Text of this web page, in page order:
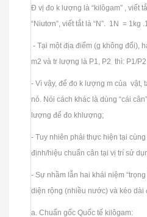
Đ vị đo k lượng là “kilôgam” , viết
“Niutơn”, viết tắt là “N”. 1N = 1kg
- Tại một địa điểm (g không đổi),
m2 và tr lượng là P1, P2 thì: P1/
- Vì vậy, để đo k lượng m của vật,
nó. Nói cách khác là dùng “cái
lượng để đo khlượng;
- Tuy nhiên phải thực hiện tại
định/hiệu chuẩn cân tại vị trí sử
- Sự nhầm lẫn hai khái niệm
diện rộng (nhiều nước) và kéo dài
a. Chuẩn gốc Quốc tế kilôgam: